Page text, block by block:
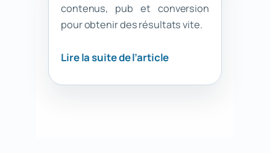
contenus, pub et conversion
pour obtenir des résultats vite.
Lire la suite de l’article